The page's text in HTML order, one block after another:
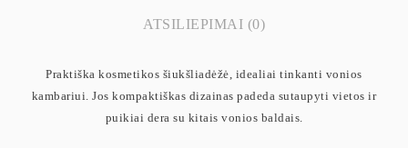
ATSILIEPIMAI (0)
Praktiška kosmetikos šiukšliadėžė, idealiai tinkanti vonios
kambariui. Jos kompaktiškas dizainas padeda sutaupyti vietos ir
puikiai dera su kitais vonios baldais.